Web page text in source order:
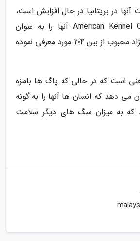
در بریتانیا در حال افزایش است،
در آمریکا هم American Kennel Club آنها را به عنوان
بیست و هشتمین نژاد محبوب از بین 204 مورد معرفی نموده
است که در حالی که پاگ ها بامزه
می دهد که انسان ها آنها را به گونه
که به میزان سگ های دیگر سلامت